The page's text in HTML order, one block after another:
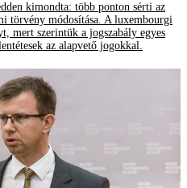
kimondta: több ponton sérti az
törvény módosítása. A luxembourgi
mert szerintük a jogszabály egyes
az alapvető jogokkal.